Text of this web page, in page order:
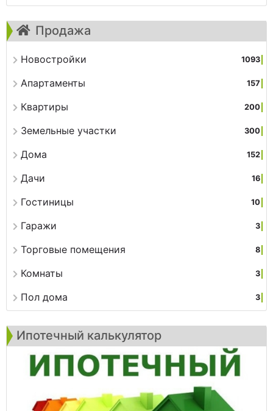
Продажа
Новостройки 1093
Апартаменты 157
Квартиры 200
Земельные участки 300
Дома 152
Дачи 16
Гостиницы 10
Гаражи 3
Торговые помещения 8
Комнаты 3
Пол дома 3
Ипотечный калькулятор